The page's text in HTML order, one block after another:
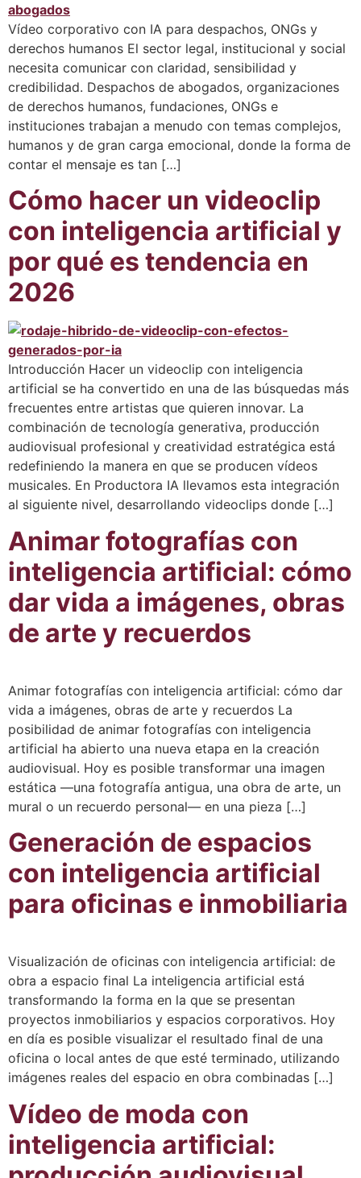
Vídeo corporativo con IA para despachos, ONGs y
derechos humanos El sector legal, institucional y social
necesita comunicar con claridad, sensibilidad y
credibilidad. Despachos de abogados, organizaciones
de derechos humanos, fundaciones, ONGs e
instituciones trabajan a menudo con temas complejos,
humanos y de gran carga emocional, donde la forma de
contar el mensaje es tan […]
Cómo hacer un videoclip
con inteligencia artificial y
por qué es tendencia en
2026
Introducción Hacer un videoclip con inteligencia
artificial se ha convertido en una de las búsquedas más
frecuentes entre artistas que quieren innovar. La
combinación de tecnología generativa, producción
audiovisual profesional y creatividad estratégica está
redefiniendo la manera en que se producen vídeos
musicales. En Productora IA llevamos esta integración
al siguiente nivel, desarrollando videoclips donde […]
Animar fotografías con
inteligencia artificial: cómo
dar vida a imágenes, obras
de arte y recuerdos
Animar fotografías con inteligencia artificial: cómo dar
vida a imágenes, obras de arte y recuerdos La
posibilidad de animar fotografías con inteligencia
artificial ha abierto una nueva etapa en la creación
audiovisual. Hoy es posible transformar una imagen
estática —una fotografía antigua, una obra de arte, un
mural o un recuerdo personal— en una pieza […]
Generación de espacios
con inteligencia artificial
para oficinas e inmobiliaria
Visualización de oficinas con inteligencia artificial: de
obra a espacio final La inteligencia artificial está
transformando la forma en la que se presentan
proyectos inmobiliarios y espacios corporativos. Hoy
en día es posible visualizar el resultado final de una
oficina o local antes de que esté terminado, utilizando
imágenes reales del espacio en obra combinadas […]
Vídeo de moda con
inteligencia artificial: